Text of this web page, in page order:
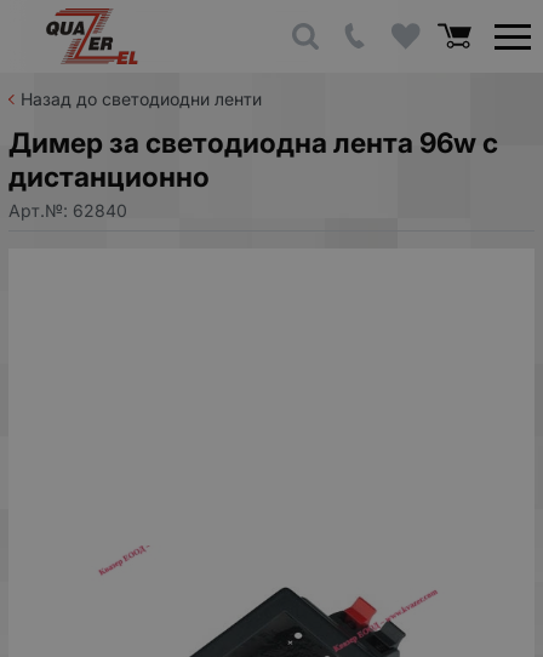
Назад до светодиодни ленти
Димер за светодиодна лента 96w с
дистанционно
Арт.№: 62840